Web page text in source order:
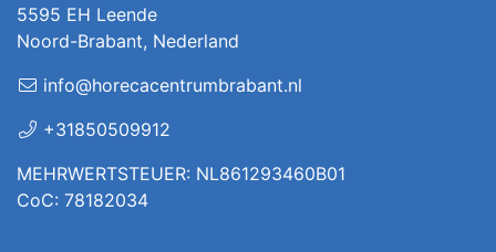
5595 EH Leende
Noord-Brabant, Nederland
info@horecacentrumbrabant.nl
+31850509912
MEHRWERTSTEUER: NL861293460B01
CoC: 78182034